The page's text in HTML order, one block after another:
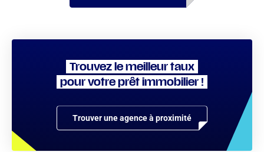
Trouvez le meilleur taux
pour votre prêt immobilier !
Trouver une agence à proximité